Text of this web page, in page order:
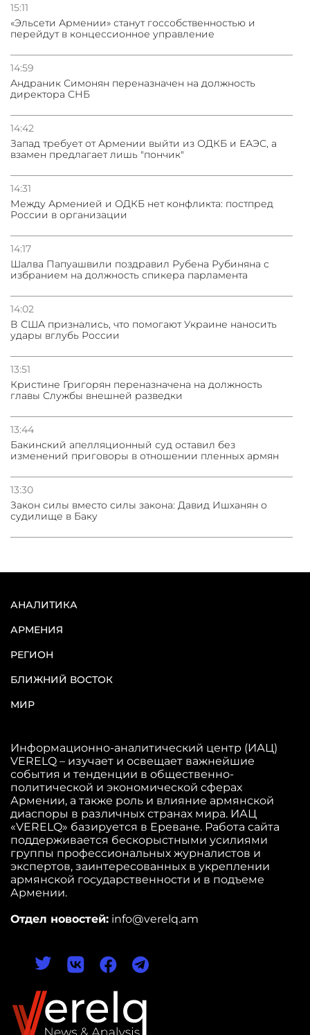
15:11
«Эльсети Армении» станут госсобственностью и
перейдут в концессионное управление
14:59
Андраник Симонян переназначен на должность
директора СНБ
14:42
Запад требует от Армении выйти из ОДКБ и ЕАЭС, а
взамен предлагает лишь "пончик"
14:31
Между Арменией и ОДКБ нет конфликта: постпред
России в организации
14:17
Шалва Папуашвили поздравил Рубена Рубиняна с
избранием на должность спикера парламента
14:02
В США признались, что помогают Украине наносить
удары вглубь России
13:51
Кристине Григорян переназначена на должность
главы Службы внешней разведки
13:44
Бакинский апелляционный суд оставил без
изменений приговоры в отношении пленных армян
13:30
Закон силы вместо силы закона: Давид Ишханян о
судилище в Баку
АНАЛИТИКА
АРМЕНИЯ
РЕГИОН
БЛИЖНИЙ ВОСТОК
МИР
Информационно-аналитический центр (ИАЦ)
VERELQ – изучает и освещает важнейшие
события и тенденции в общественно-
политической и экономической сферах
Армении, а также роль и влияние армянской
диаспоры в различных странах мира. ИАЦ
«VERELQ» базируется в Ереване. Работа сайта
поддерживается бескорыстными усилиями
группы профессиональных журналистов и
экспертов, заинтересованных в укреплении
армянской государственности и в подъеме
Армении.
Отдел новостей: info@verelq.am